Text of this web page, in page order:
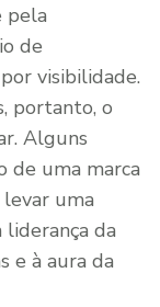
pela
de
visibilidade.
portanto, o
Alguns
de uma marca
uma
liderança da
e à aura da